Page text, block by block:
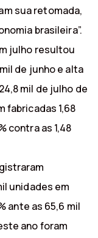
sua retomada,
brasileira”.
julho resultou
de junho e alta
mil de julho de
fabricadas 1,68
contra as 1,48
unidades em
ante as 65,6 mil
ano foram